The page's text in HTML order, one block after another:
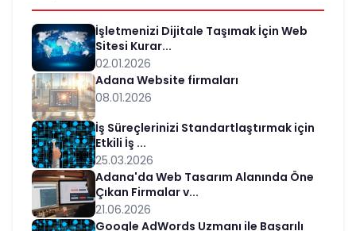
İşletmenizi Dijitale Taşımak İçin Web
Sitesi Kurar...
02.01.2026
Adana Website firmaları
08.01.2026
İş Süreçlerinizi Standartlaştırmak için
Etkili İş ...
25.03.2026
Adana'da Web Tasarım Alanında Öne
Çıkan Firmalar v...
21.06.2026
Google AdWords Uzmanı ile Başarılı